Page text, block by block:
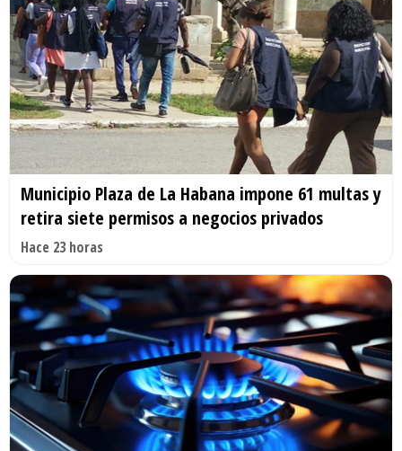
Municipio Plaza de La Habana impone 61 multas y
retira siete permisos a negocios privados
Hace 23 horas